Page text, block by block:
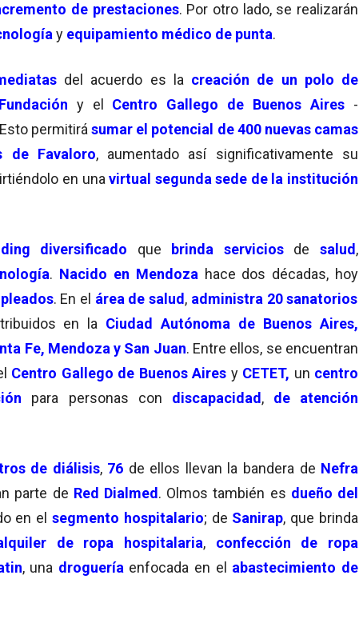
de prestaciones. Por otro lado, se realizarán
y equipamiento médico de punta.
del acuerdo es la creación de un polo de
Fundación y el Centro Gallego de Buenos Aires -
permitirásumar el potencial de 400 nuevas camas
de Favaloro, aumentado así significativamente su
en unavirtual segunda sede de la institución
diversificado que brinda servicios desalud,
. Nacido en Mendoza hace dos décadas, hoy
. En el área de salud, administra 20 sanatorios
en la Ciudad Autónoma de Buenos Aires,
Fe, Mendoza y San Juan. Entre ellos, se encuentran
Centro Gallego de Buenos Aires y CETET, un centro
para personas con discapacidad, de atención
de diálisis,76 de ellos llevan la bandera de Nefra
parte de Red Dialmed. Olmos también es dueño del
en elsegmento hospitalario; de Sanirap, que brinda
de ropa hospitalaria, confección de ropa
, una droguería enfocada en el abastecimiento de